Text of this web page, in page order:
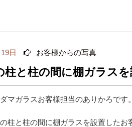
日 お客様からの写真
柱と柱の間に棚ガラスを
マガラスお客様担当のありかろです。
柱と柱の間に棚ガラスを設置したお